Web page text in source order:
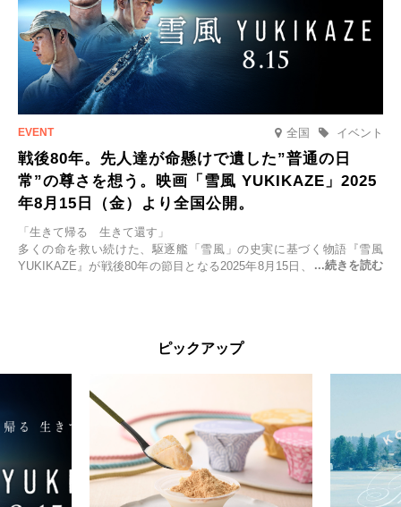
全国 イベント
戦後80年。先人達が命懸けで遺した”普通の日
常”の尊さを想う。映画「雪風 YUKIKAZE」2025
年8月15日（金）より全国公開。
「生きて帰る 生きて還す」
多くの命を救い続けた、駆逐艦「雪風」の史実に基づく物語『雪風
YUKIKAZE』が戦後80年の節目となる2025年8月15日、全国公開され
くの仲間の命を救い帰還させ、戦後まで生き抜き「幸運艦」と呼ばれ
主演は「雪風」の艦長・寺澤一利を演じる竹野内豊。先任伍長・早瀬
幸平を玉木宏が演じるほか、奥平大兼、田中麗奈、石丸幹二、益岡徹
など実力派俳優が共演。そして戦艦大和と運命を共にした帝国海軍・
第二艦隊司令長官、伊藤整一を中井貴一が圧倒的な存在感で演じ切
る。
ピックアップ